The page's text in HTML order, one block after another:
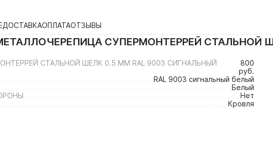
ДОСТАВКАОПЛАТАОТЗЫВЫ
СУПЕРМОНТЕРРЕЙ СТАЛЬНОЙ
СТАЛЬНОЙ ШЕЛК 0.5 ММ RAL 9003 СИГНАЛЬНЫЙ
800
руб.
RAL 9003 сигнальный белый
Белый
Нет
Кровля